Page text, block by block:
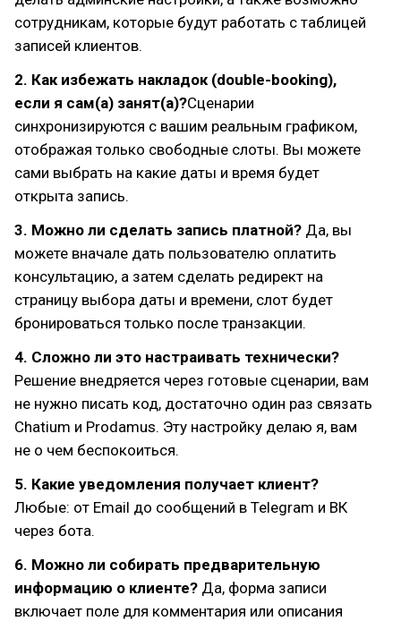
сотрудникам, которые будут работать с таблицей
записей клиентов.
2. Как избежать накладок (double-booking),
если я сам(а) занят(а)?Сценарии
синхронизируются с вашим реальным графиком,
отображая только свободные слоты. Вы можете
сами выбрать на какие даты и время будет
открыта запись.
3. Можно ли сделать запись платной? Да, вы
можете вначале дать пользователю оплатить
консультацию, а затем сделать редирект на
страницу выбора даты и времени, слот будет
бронироваться только после транзакции.
4. Сложно ли это настраивать технически?
Решение внедряется через готовые сценарии, вам
не нужно писать код, достаточно один раз связать
Chatium и Prodamus. Эту настройку делаю я, вам
не о чем беспокоиться.
5. Какие уведомления получает клиент?
Любые: от Email до сообщений в Telegram и ВК
через бота.
6. Можно ли собирать предварительную
информацию о клиенте? Да, форма записи
включает поле для комментария или описания